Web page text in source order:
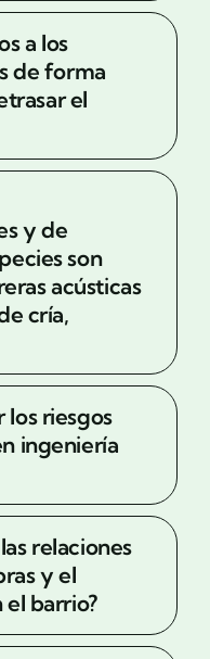
a los
de forma
el
y de
son
acústicas
cría,
los riesgos
ingeniería
relaciones
y el
barrio?